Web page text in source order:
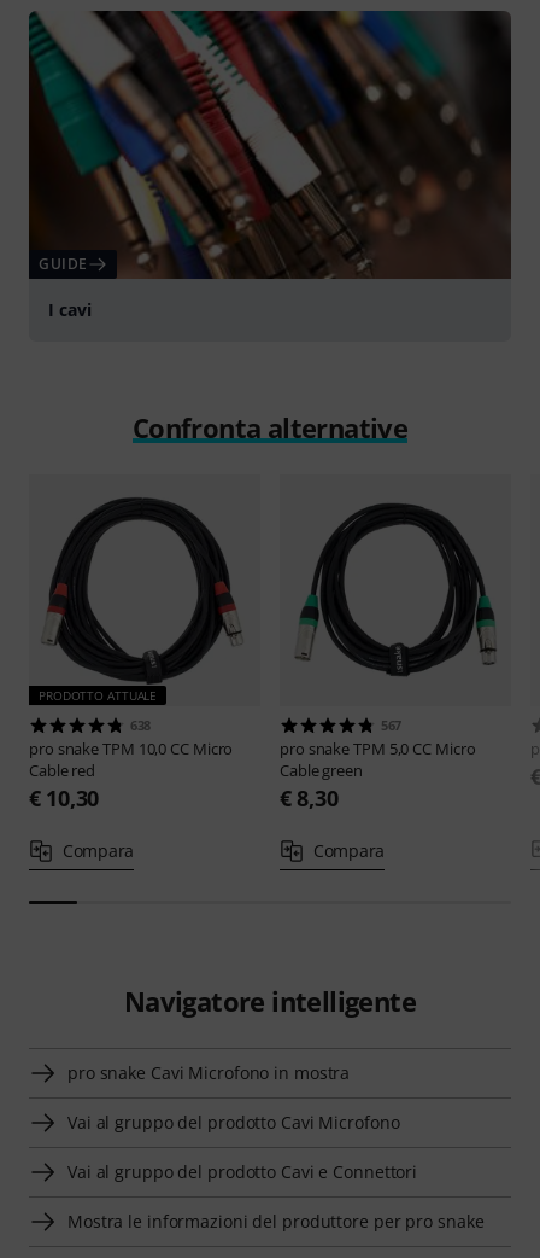
GUIDE
I cavi
Confronta alternative
PRODOTTO ATTUALE
638
pro snakeTPM 10,0 CC Micro
Cable red
€ 10,30
Compara
567
pro snakeTPM 5,0 CC Micro
Cable green
€ 8,30
Compara
Navigatore intelligente
pro snake Cavi Microfono in mostra
Vai al gruppo del prodotto Cavi Microfono
Vai al gruppo del prodotto Cavi e Connettori
Mostra le informazioni del produttore per pro snake